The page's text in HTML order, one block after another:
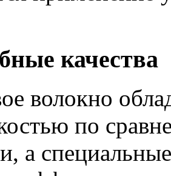
качества
волокно
по
а